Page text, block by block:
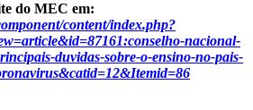
do MEC em:
content/index.php?
nacional-
duvidas-sobre-o-ensino-no-pais-